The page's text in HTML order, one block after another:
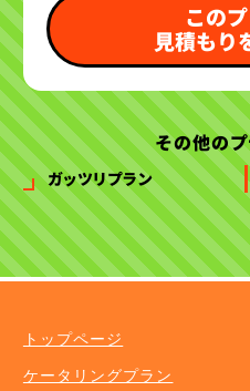
この
見積もり
その他の
ガッツリプラン
ケータリ
ドリン
単品オ
トップページ
ケータリングプラン